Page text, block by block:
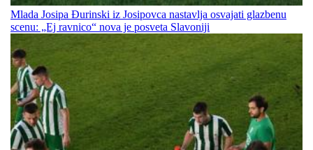
Mlada Josipa Đurinski iz Josipovca nastavlja osvajati glazbenu
scenu: „Ej ravnico“ nova je posveta Slavoniji